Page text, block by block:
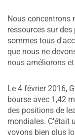
Nous concentrons
ressources sur
sommes tous
que nous ne
nous améliorons
Le 4 février 2016,
bourse avec 1,42
des positions de
mondiales. C'était
voyons bien plus